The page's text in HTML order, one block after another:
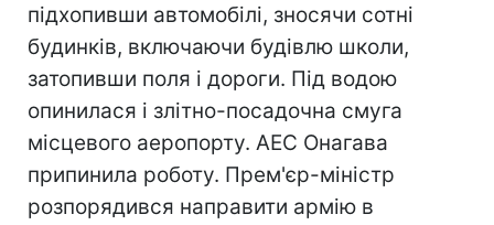
підхопивши автомобілі, зносячи сотні
будинків, включаючи будівлю школи,
затопивши поля і дороги. Під водою
опинилася і злітно-посадочна смуга
місцевого аеропорту. АЕС Онагава
припинила роботу. Прем'єр-міністр
розпорядився направити армію в